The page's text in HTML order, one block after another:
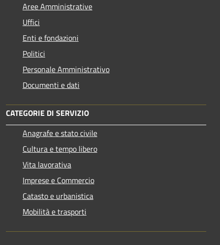
Aree Amministrative
Uffici
Enti e fondazioni
Politici
Personale Amministrativo
Documenti e dati
CATEGORIE DI SERVIZIO
Anagrafe e stato civile
Cultura e tempo libero
Vita lavorativa
Imprese e Commercio
Catasto e urbanistica
Mobilità e trasporti